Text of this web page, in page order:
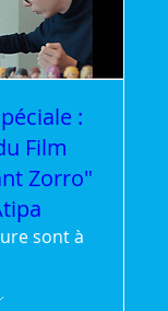
:
Film
Zorro"
sont à